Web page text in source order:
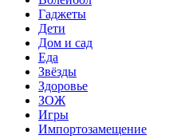
Гаджеты
Дети
Дом и сад
Еда
Звёзды
Здоровье
ЗОЖ
Игры
Импортозамещение